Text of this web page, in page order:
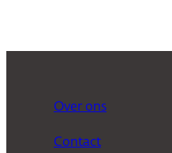
Over ons
Contact